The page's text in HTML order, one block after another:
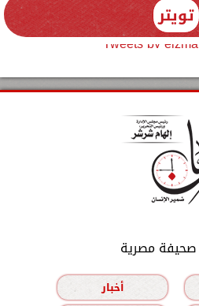
تويتر
Tweets by
صحيفة مصرية
أخبار